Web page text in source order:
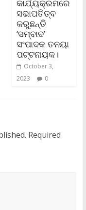
କାର୍ଯ୍ୟକ୍ରମ‌ରେ
ସଭାପତିତ୍ବ
କରୁଛନ୍ତି
‘ସମ୍ବାଦ’
ସଂପାଦକ ତନୟା
ପଟ୍ଟନାୟକ।
October 3,
2023
0
Required